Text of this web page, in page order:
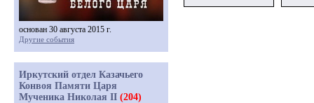
основан 30 августа 2015 г.
Другие события
Иркутский отдел Казачьего
Конвоя Памяти Царя
Мученика Николая II (204)